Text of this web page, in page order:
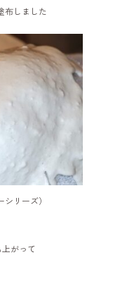
布しました
リーズ）
がって